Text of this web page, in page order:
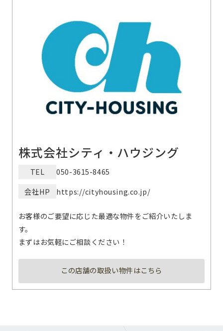
株式会社シティ・ハウジング
TEL
050-3615-8465
会社HP
https://cityhousing.co.jp/
お客様のご要望に応じた最適な物件をご紹介いたしま
す。
まずはお気軽にご相談ください！
この店舗の取扱い物件はこちら